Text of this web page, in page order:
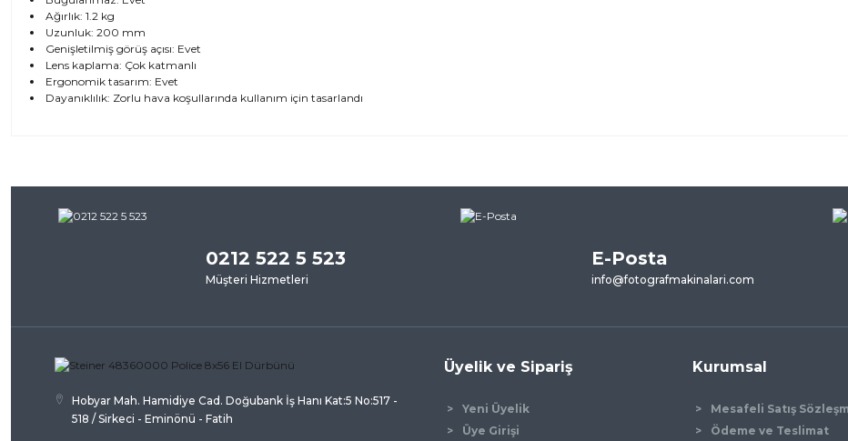
Ağırlık: 1.2 kg
Uzunluk: 200 mm
Genişletilmiş görüş açısı: Evet
Lens kaplama: Çok katmanlı
Ergonomik tasarım: Evet
Dayanıklılık: Zorlu hava koşullarında kullanım için tasarlandı
Görüş ve önerileriniz için teşekkür ederiz.
Ürün resmi kalitesiz, bozuk veya görüntülenemiyor.
Ürün açıklamasında eksik bilgiler bulunuyor.
Ürün fiyatı diğer sitelerden daha pahalı.
Bu ürüne benzer farklı alternatifler olmalı.
0212 522 5 523
Müşteri Hizmetleri
E-Posta
info@fotografmakinalari.com
Hobyar Mah. Hamidiye Cad. Doğubank İş Hanı Kat:5 No:517 -
518 / Sirkeci - Eminönü - Fatih
Üyelik ve Sipariş
Yeni Üyelik
Üye Girişi
Kurumsal
Mesafeli Satış
Ödeme ve Teslimat